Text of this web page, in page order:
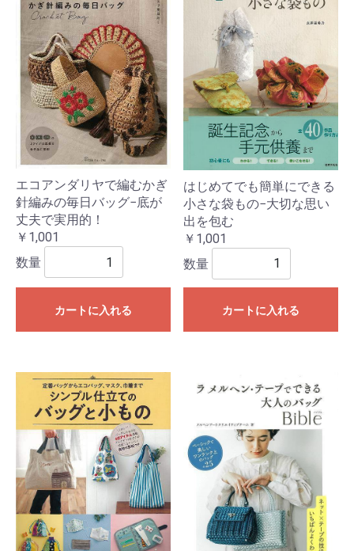
エコアンダリヤで編むかぎ
針編みの毎日バッグ−底が
丈夫で実用的！
￥1,001
数量
カートに入れる
はじめてでも簡単にできる
小さな袋もの−大切な思い
出を包む
￥1,001
数量
カートに入れる